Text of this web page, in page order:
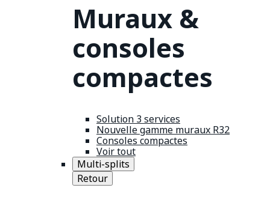
Muraux &
consoles
compactes
Solution 3 services
Nouvelle gamme muraux R32
Consoles compactes
Voir tout
Multi-splits
Retour